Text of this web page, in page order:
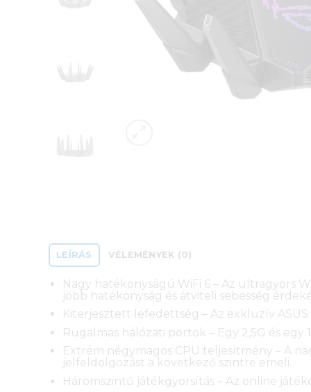
LEÍRÁS VÉLEMÉNYEK (0)
Nagy hatékonyságú WiFi 6 – Az ultragyors
jobb hatékonyság és átviteli sebesség
Kiterjesztett lefedettség – Az exkluzív
Rugalmas hálózati portok – Egy 2,5G és
Extrém négymagos CPU teljesítmény – A
jelfeldolgozást a következő szintre emeli.
Háromszintű játékgyorsítás – Az online